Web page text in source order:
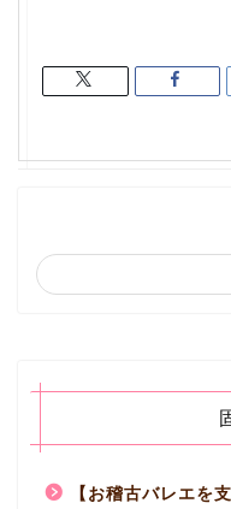
【お稽古バレエを